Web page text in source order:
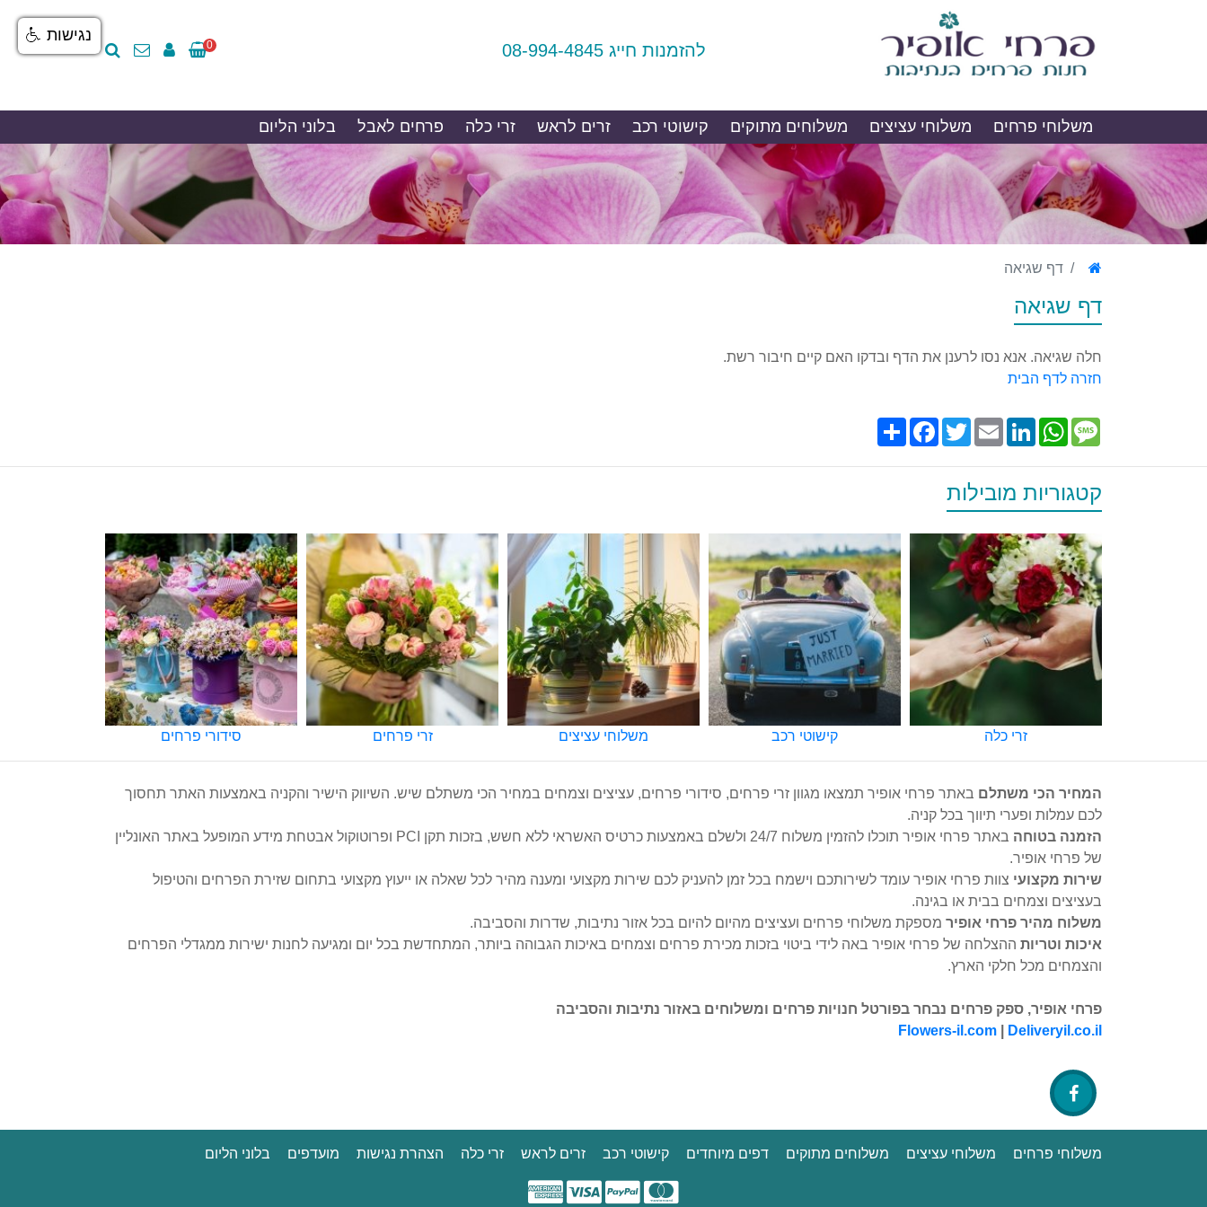
להזמנות חייג 08-994-4845 0
משלוחי פרחים משלוחי עציצים משלוחים מתוקים קישוטי רכב זרים לראש זרי כלה פרחים לאבל בלוני הליום
דף שגיאה
דף שגיאה
חלה שגיאה. אנא נסו לרענן את הדף ובדקו האם קיים חיבור רשת.
חזרה לדף הבית
Share
FacebookTwitterEmail
LinkedIn
WhatsAppMessage
קטגוריות מובילות
קישוטי רכב משלוחי עציצים זרי פרחים סידורי פרחים זרי כלה
המחיר הכי משתלם באתר פרחי אופיר תמצאו מגוון זרי פרחים, סידורי פרחים, עציצים וצמחים במחיר הכי משתלם שיש. השיווק הישיר והקניה באמצעות האתר תחסוך
לכם עמלות ופערי תיווך בכל קניה.
הזמנה בטוחה
באתר פרחי אופיר תוכלו להזמין משלוח 24/7 ולשלם באמצעות כרטיס האשראי ללא חשש, בזכות תקן PCI ופרוטוקול אבטחת מידע המופעל באתר האונליין
של פרחי אופיר.
שירות מקצועי צוות פרחי אופיר עומד לשירותכם וישמח בכל זמן להעניק לכם שירות מקצועי ומענה מהיר לכל שאלה או ייעוץ מקצועי בתחום שזירת הפרחים והטיפול
בעציצים וצמחים בבית או בגינה.
משלוח מהיר פרחי אופיר מספקת משלוחי פרחים ועציצים מהיום להיום בכל אזור נתיבות, שדרות והסביבה.
איכות וטריות ההצלחה של פרחי אופיר באה לידי ביטוי בזכות מכירת פרחים וצמחים באיכות הגבוהה ביותר, המתחדשת בכל יום ומגיעה לחנות ישירות ממגדלי הפרחים
והצמחים מכל חלקי הארץ.
פרחי אופיר, ספק פרחים נבחר בפורטל חנויות פרחים ומשלוחים באזור נתיבות והסביבה
Flowers-il.com
Deliveryil.co.il
משלוחי פרחים משלוחי עציצים משלוחים מתוקים דפים מיוחדים קישוטי רכב זרים לראש זרי כלה הצהרת נגישות מועדפים בלוני הליום
נגישות